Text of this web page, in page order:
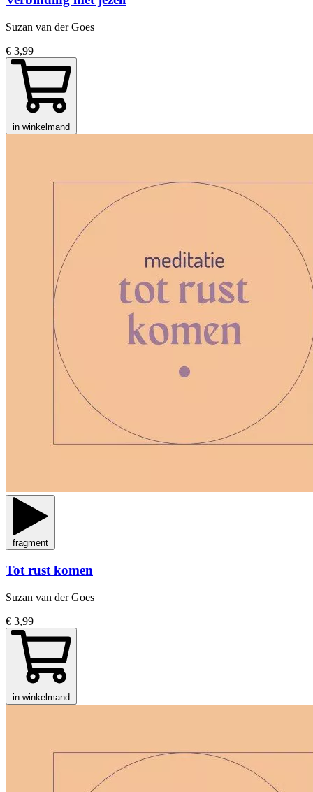
Suzan van der Goes
€ 3,99
in winkelmand
fragment
Tot rust komen
Suzan van der Goes
€ 3,99
in winkelmand